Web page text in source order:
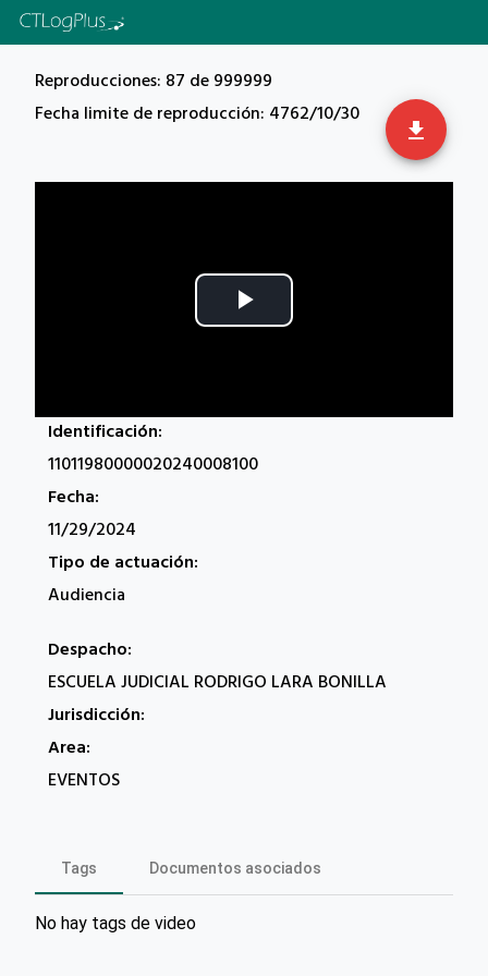
Reproducciones: 87 de 999999
Fecha limite de reproducción: 4762/10/30
get_app
Play
Identificación:
11011980000020240008100
Fecha:
11/29/2024
Tipo de actuación:
Audiencia
Despacho:
ESCUELA JUDICIAL RODRIGO LARA BONILLA
Jurisdicción:
Area:
EVENTOS
Tags Documentos asociados
No hay tags de video